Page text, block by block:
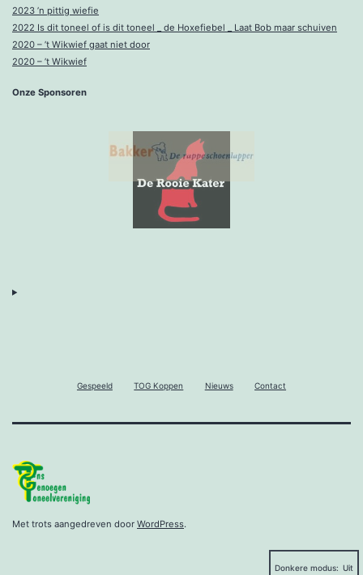
2023 ’n pittig wiefie
2022 Is dit toneel of is dit toneel _ de Hoxefiebel _ Laat Bob maar schuiven
2020 – ’t Wikwief gaat niet door
2020 – ’t Wikwief
Onze Sponsoren
Gespeeld TOG Koppen Nieuws Contact
Met trots aangedreven door WordPress.
Donkere modus: